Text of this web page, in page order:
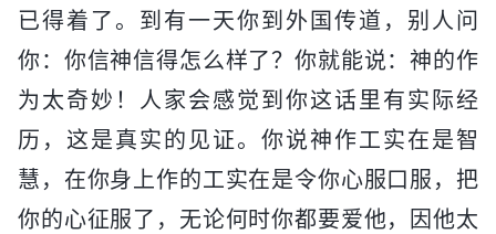
已得着了。到有一天你到外国传道，别人问
你：你信神信得怎么样了？你就能说：神的作
为太奇妙！人家会感觉到你这话里有实际经
历，这是真实的见证。你说神作工实在是智
慧，在你身上作的工实在是令你心服口服，把
你的心征服了，无论何时你都要爱他，因他太